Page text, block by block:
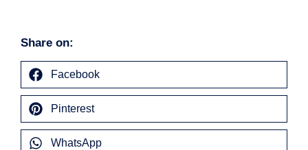
Share on:
Facebook
Pinterest
WhatsApp